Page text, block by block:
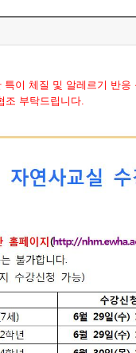
특이 체질 및 알레르기 반
조 부탁드립니다.